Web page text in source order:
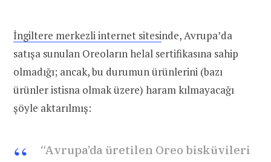
İngiltere merkezli internet sitesinde, Avrupa’da
satışa sunulan Oreoların helal sertifikasına sahip
olmadığı; ancak, bu durumun ürünlerini (bazı
ürünler istisna olmak üzere) haram kılmayacağı
şöyle aktarılmış:
“Avrupa’da üretilen Oreo bisküvileri